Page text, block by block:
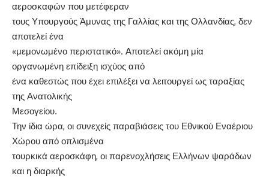
αεροσκαφών που μετέφεραν
τους Υπουργούς Άμυνας της Γαλλίας και της Ολλανδίας, δεν
αποτελεί ένα
«μεμονωμένο περιστατικό». Αποτελεί ακόμη μία
οργανωμένη επίδειξη ισχύος από
ένα καθεστώς που έχει επιλέξει να λειτουργεί ως ταραξίας
της Ανατολικής
Μεσογείου.
Την ίδια ώρα, οι συνεχείς παραβιάσεις του Εθνικού Εναέριου
Χώρου από οπλισμένα
τουρκικά αεροσκάφη, οι παρενοχλήσεις Ελλήνων ψαράδων
και η διαρκής